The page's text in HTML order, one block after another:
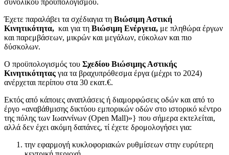
Έχετε παραλάβει τα σχέδιαγια τη Βιώσιμη Αστική
Κινητικότητα, και για τη Βιώσιμη Ενέργεια, με πληθώρα έργων
και παρεμβάσεων, μικρών και μεγάλων, εύκολων και πιο
δύσκολων.
Ο προϋπολογισμός του Σχεδίου Βιώσιμης Αστικής
Κινητικότητας για τα βραχυπρόθεσμα έργα (μέχρι το 2024)
ανέρχεται περίπου στα 30 εκατ.€.
Εκτός από κάποιες αναπλάσεις ή διαμορφώσεις οδών και από το
έργο «αναβάθμισης δικτύου εμπορικών οδών στο ιστορικό κέντρο
της πόλης των Ιωαννίνων (Open Mall)»} που σήμερα εκτελείται,
αλλά δεν έχει ακόμη δαπάνες, τί έχετε δρομολογήσει για:
την εφαρμογή κυκλοφοριακών ρυθμίσεων στην ευρύτερη